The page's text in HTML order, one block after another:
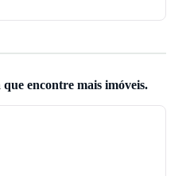
encontre mais imóveis.